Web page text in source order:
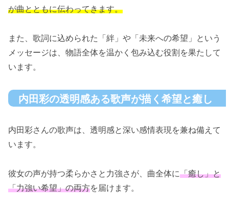
が曲とともに伝わってきます。
また、歌詞に込められた「絆」や「未来への希望」という
メッセージは、物語全体を温かく包み込む役割を果たして
います。
内田彩の透明感ある歌声が描く希望と癒し
内田彩さんの歌声は、透明感と深い感情表現を兼ね備えて
います。
彼女の声が持つ柔らかさと力強さが、曲全体に「癒し」と
「力強い希望」の両方を届けます。